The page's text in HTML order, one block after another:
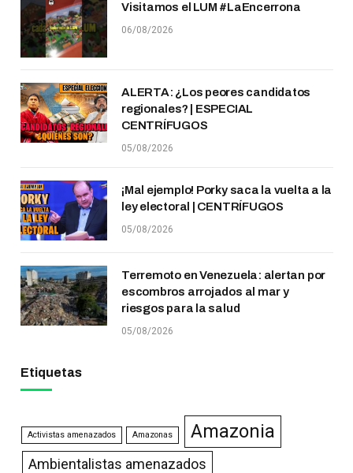
Visitamos el LUM #LaEncerrona
06/08/2026
ALERTA: ¿Los peores candidatos
regionales? | ESPECIAL
CENTRÍFUGOS
05/08/2026
¡Mal ejemplo! Porky saca la vuelta a la
ley electoral | CENTRÍFUGOS
05/08/2026
Terremoto en Venezuela: alertan por
escombros arrojados al mar y
riesgos para la salud
05/08/2026
Etiquetas
Activistas amenazados Amazonas Amazonia
Ambientalistas amenazados